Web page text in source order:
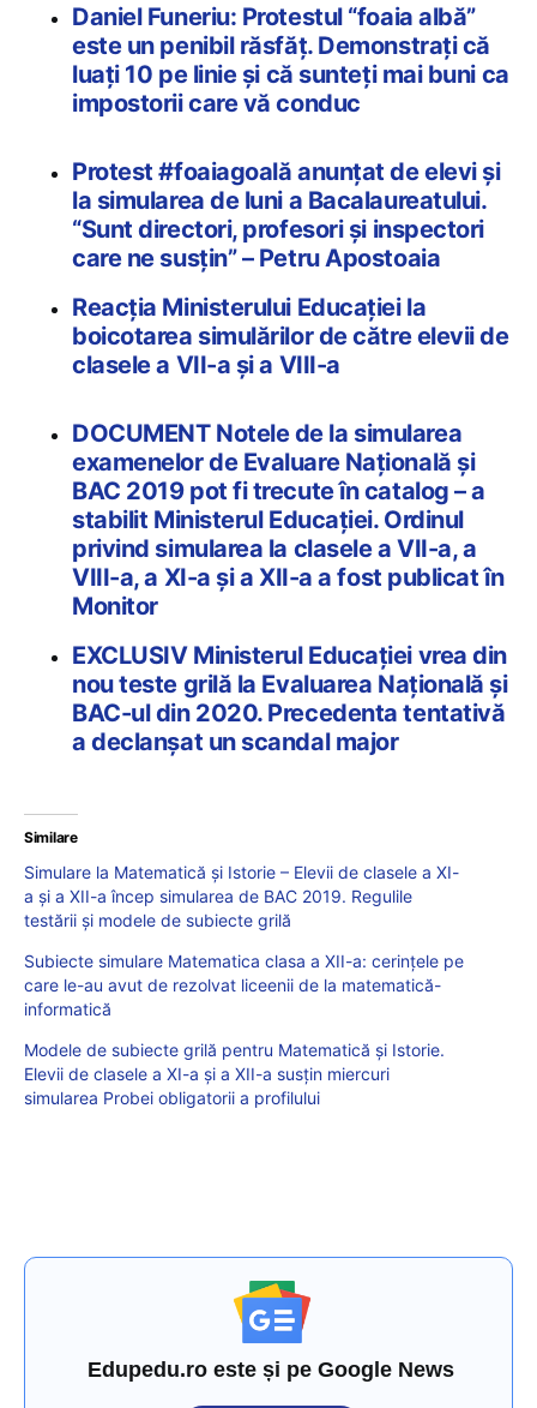
Daniel Funeriu: Protestul “foaia albă”
este un penibil răsfăț. Demonstrați că
luați 10 pe linie și că sunteți mai buni ca
impostorii care vă conduc
Protest #foaiagoală anunțat de elevi și
la simularea de luni a Bacalaureatului.
“Sunt directori, profesori și inspectori
care ne susțin” – Petru Apostoaia
Reacția Ministerului Educației la
boicotarea simulărilor de către elevii de
clasele a VII-a și a VIII-a
DOCUMENT Notele de la simularea
examenelor de Evaluare Națională și
BAC 2019 pot fi trecute în catalog – a
stabilit Ministerul Educației. Ordinul
privind simularea la clasele a VII-a, a
VIII-a, a XI-a și a XII-a a fost publicat în
Monitor
EXCLUSIV Ministerul Educației vrea din
nou teste grilă la Evaluarea Națională și
BAC-ul din 2020. Precedenta tentativă
a declanșat un scandal major
Similare
Simulare la Matematică și Istorie – Elevii de clasele a XI-
a și a XII-a încep simularea de BAC 2019. Regulile
testării și modele de subiecte grilă
Subiecte simulare Matematica clasa a XII-a: cerințele pe
care le-au avut de rezolvat liceenii de la matematică-
informatică
Modele de subiecte grilă pentru Matematică și Istorie.
Elevii de clasele a XI-a și a XII-a susțin miercuri
simularea Probei obligatorii a profilului
Edupedu.ro este și pe Google News